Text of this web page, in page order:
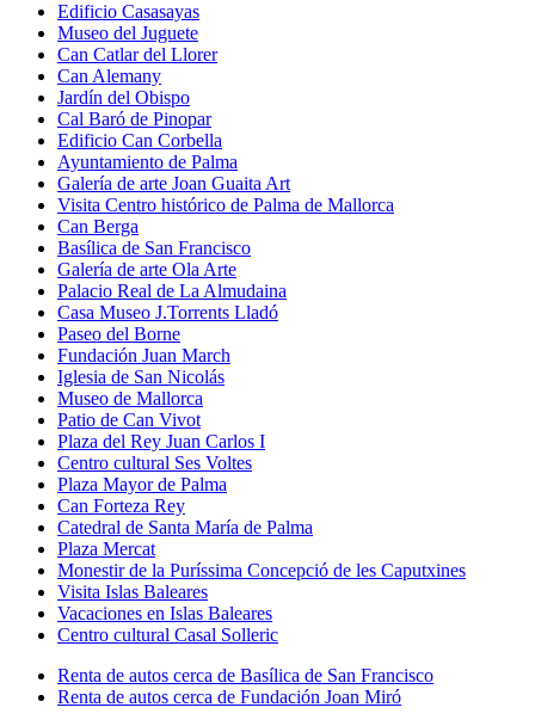
Edificio Casasayas
Museo del Juguete
Can Catlar del Llorer
Can Alemany
Jardín del Obispo
Cal Baró de Pinopar
Edificio Can Corbella
Ayuntamiento de Palma
Galería de arte Joan Guaita Art
Visita Centro histórico de Palma de Mallorca
Can Berga
Basílica de San Francisco
Galería de arte Ola Arte
Palacio Real de La Almudaina
Casa Museo J.Torrents Lladó
Paseo del Borne
Fundación Juan March
Iglesia de San Nicolás
Museo de Mallorca
Patio de Can Vivot
Plaza del Rey Juan Carlos I
Centro cultural Ses Voltes
Plaza Mayor de Palma
Can Forteza Rey
Catedral de Santa María de Palma
Plaza Mercat
Monestir de la Puríssima Concepció de les Caputxines
Visita Islas Baleares
Vacaciones en Islas Baleares
Centro cultural Casal Solleric
Renta de autos cerca de Basílica de San Francisco
Renta de autos cerca de Fundación Joan Miró